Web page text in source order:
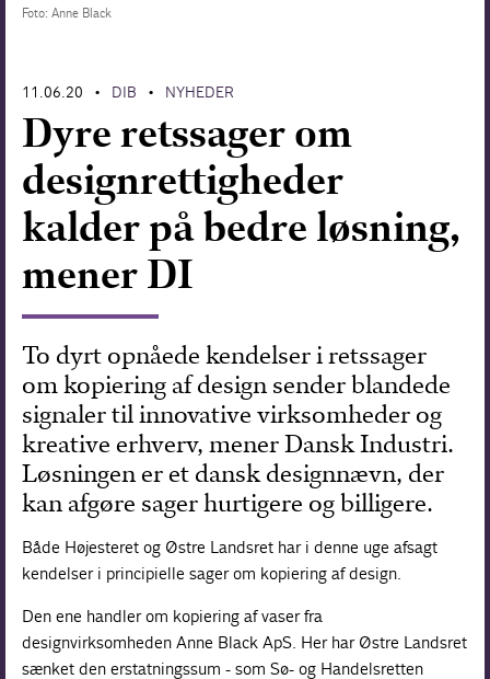
Foto: Anne Black
11.06.20 • DIB • NYHEDER
Dyre retssager om
designrettigheder
kalder på bedre løsning,
mener DI
To dyrt opnåede kendelser i retssager
om kopiering af design sender blandede
signaler til innovative virksomheder og
kreative erhverv, mener Dansk Industri.
Løsningen er et dansk designnævn, der
kan afgøre sager hurtigere og billigere.
Både Højesteret og Østre Landsret har i denne uge afsagt
kendelser i principielle sager om kopiering af design.
Den ene handler om kopiering af vaser fra
designvirksomheden Anne Black ApS. Her har Østre Landsret
sænket den erstatningssum - som Sø- og Handelsretten